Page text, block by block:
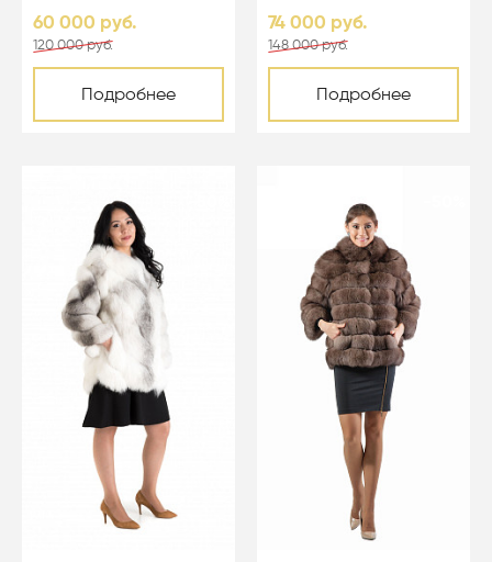
60 000 руб.
120 000 руб.
Подробнее
74 000 руб.
148 000 руб.
Подробнее